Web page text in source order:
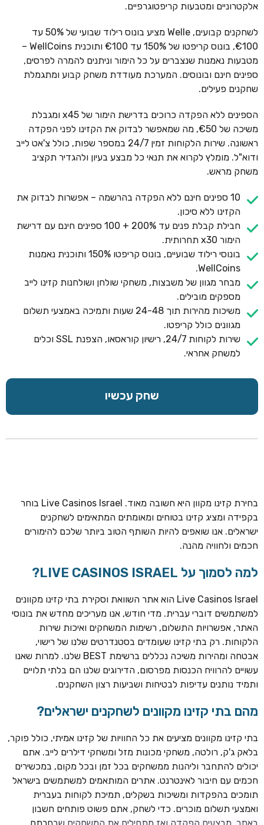
חבילת קבלת פנים: בונוס 100% עד 300€ + 100 ספיני בונוס על
ההפקדה הראשונה
CASOO
בונוס מתגלגל עד 2,000 ₪ + 200 ספינים חינם לשחקנים
חדשים
ROYSPINS
חינם על ההפקדות הראשונות
אלקטרוניים ומטבעות קריפטוגרפיים.
לשחקנים קבועים, Welle מציע בונוס רילוד שבועי של 50% עד
€100, בונוס קריפטו של 150% עד €100 ותוכנית WellCoins –
מטבעות נאמנות שנצברים על כל הימור וניתנים להמרה לפרסים,
ספינים חינם ובונוסים. המערכת מעודדת משחק קבוע ומתגמלת
שחקנים פעילים.
הספינים ללא הפקדה כרוכים בדרישת הימור של x45 ומגבלת
משיכה של €50, מה שמאפשר לבדוק את הקזינו לפני הפקדה
ראשונה. שירות הלקוחות זמין 24/7 במספר שפות, כולל צ'אט לייב
ודוא"ל. מומלץ לקרוא את תנאי כל מבצע בעיון ולהגדיר תקציב
משחק מראש.
10 ספינים חינם ללא הפקדה בהרשמה – אפשרות לבדוק את
הקזינו ללא סיכון.
חבילת קבלת פנים עד 200% + 100 ספינים חינם עם דרישת
הימור x30 תחרותית.
בונוסי רילוד שבועיים, בונוס קריפטו 150% ותוכנית נאמנות
WellCoins.
מבחר מגוון של משבצות, משחקי שולחן ושולחנות קזינו לייב
מספקים מובילים.
משיכות מהירות תוך 24-48 שעות ותמיכה באמצעי תשלום
מגוונים כולל קריפטו.
שירות לקוחות 24/7, רישיון קוראסאו, הצפנת SSL וכלים
למשחק אחראי.
שחק עכשיו
בחירת קזינו מקוון היא חשובה מאוד. Live Casinos Israel בוחר
בקפידה ומציג קזינו בטוחים ומאומתים המתאימים לשחקנים
ישראלים. אנו שואפים להיות השותף הטוב ביותר שלכם להימורים
חכמים ולחוויה מהנה.
למה לסמוך על LIVE CASINOS ISRAEL?
Live Casinos Israel הוא אתר השוואת וסקירת בתי קזינו מקוונים
למשתמשים דוברי עברית. מדי חודש, אנו מעריכים מחדש את בונוסי
האתר, אפשרויות התשלום, רשימות המשחקים ואיכות שירות
הלקוחות. רק בתי קזינו שעומדים בסטנדרטים שלנו של רישוי,
אבטחה ומהירות משיכה נכללים ברשימת BEST שלנו. למרות שאנו
עשויים להרוויח הכנסות מפרסום, הדירוגים שלנו הם בלתי תלויים
ותמיד נותנים עדיפות לבטיחות ושביעות רצון השחקנים.
מהם בתי קזינו מקוונים לשחקנים ישראלים?
בתי קזינו מקוונים מציעים את כל החוויות של קזינו אמיתי, כולל פוקר,
בלאק ג'ק, רולטה, משחקי מכונות מזל ומשחקי דילרים לייב. אתם
יכולים להתחבר וליהנות ממשחקים בכל זמן ובכל מקום, במכשירים
חכמים עם חיבור לאינטרנט. אתרים המותאמים למשתמשים בישראל
תומכים בהפקדות ומשיכות בשקלים, תמיכת לקוחות בעברית
ואמצעי תשלום מוכרים. כדי לשחק, אתם פשוט פותחים חשבון